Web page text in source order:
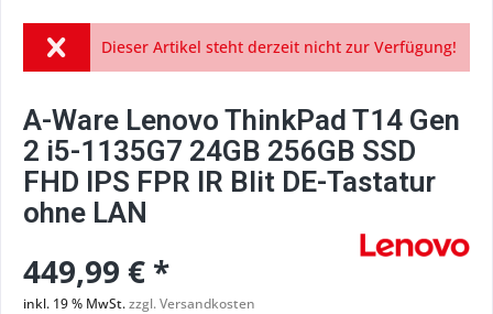
Dieser Artikel steht derzeit nicht zur Verfügung!
A-Ware Lenovo ThinkPad T14 Gen
2 i5-1135G7 24GB 256GB SSD
FHD IPS FPR IR Blit DE-Tastatur
ohne LAN
449,99 € *
inkl. 19 % MwSt.zzgl. Versandkosten